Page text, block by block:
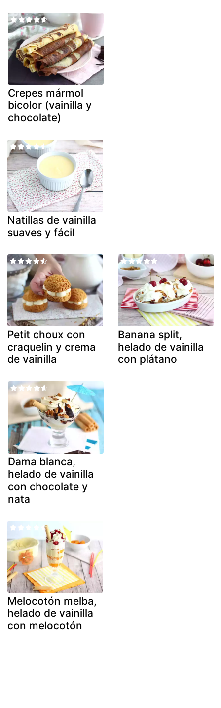
Crepes mármol
bicolor (vainilla y
chocolate)
Natillas de vainilla
suaves y fácil
Petit choux con
craquelin y crema
de vainilla
Banana split,
helado de vainilla
con plátano
Dama blanca,
helado de vainilla
con chocolate y
nata
Melocotón melba,
helado de vainilla
con melocotón